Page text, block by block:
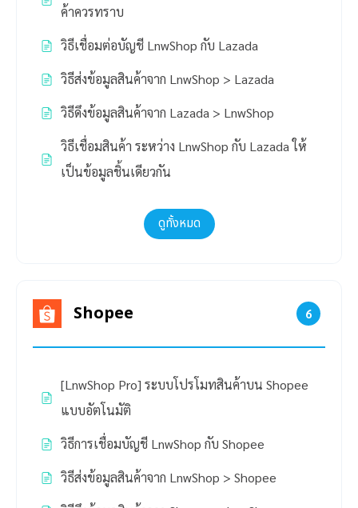
ค้าควรทราบ
วิธีเชื่อมต่อบัญชี LnwShop กับ Lazada
วิธีส่งข้อมูลสินค้าจาก LnwShop > Lazada
วิธีดึงข้อมูลสินค้าจาก Lazada > LnwShop
วิธีเชื่อมสินค้า ระหว่าง LnwShop กับ Lazada ให้
เป็นข้อมูลชิ้นเดียวกัน
ดูทั้งหมด
Shopee 6
[LnwShop Pro] ระบบโปรโมทสินค้าบน Shopee
แบบอัตโนมัติ
วิธีการเชื่อมบัญชี LnwShop กับ Shopee
วิธีส่งข้อมูลสินค้าจาก LnwShop > Shopee